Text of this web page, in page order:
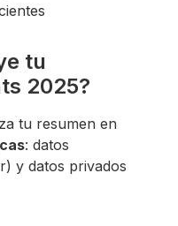
tu
2025?
tu resumen en
: datos
y datos privados